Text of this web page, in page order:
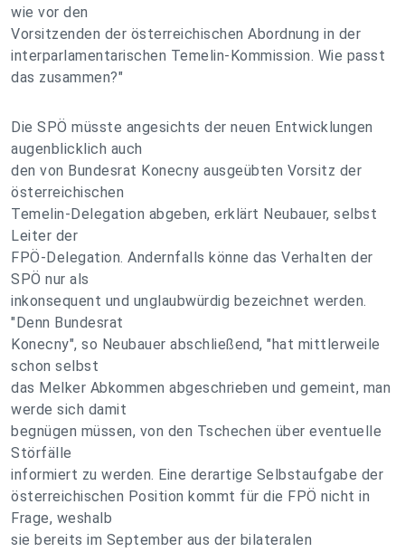
wie vor den
Vorsitzenden der österreichischen Abordnung in der
interparlamentarischen Temelin-Kommission. Wie passt
das zusammen?"
Die SPÖ müsste angesichts der neuen Entwicklungen
augenblicklich auch
den von Bundesrat Konecny ausgeübten Vorsitz der
österreichischen
Temelin-Delegation abgeben, erklärt Neubauer, selbst
Leiter der
FPÖ-Delegation. Andernfalls könne das Verhalten der
SPÖ nur als
inkonsequent und unglaubwürdig bezeichnet werden.
"Denn Bundesrat
Konecny", so Neubauer abschließend, "hat mittlerweile
schon selbst
das Melker Abkommen abgeschrieben und gemeint, man
werde sich damit
begnügen müssen, von den Tschechen über eventuelle
Störfälle
informiert zu werden. Eine derartige Selbstaufgabe der
österreichischen Position kommt für die FPÖ nicht in
Frage, weshalb
sie bereits im September aus der bilateralen